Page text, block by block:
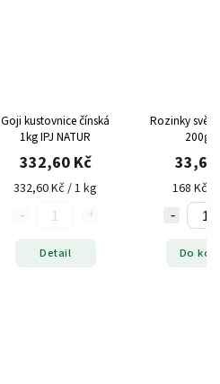
Goji kustovnice čínská
1kg IPJ NATUR
332,60 Kč
332,60 Kč / 1 kg
Detail
Rozinky
200g
33,60
168 Kč /
Do